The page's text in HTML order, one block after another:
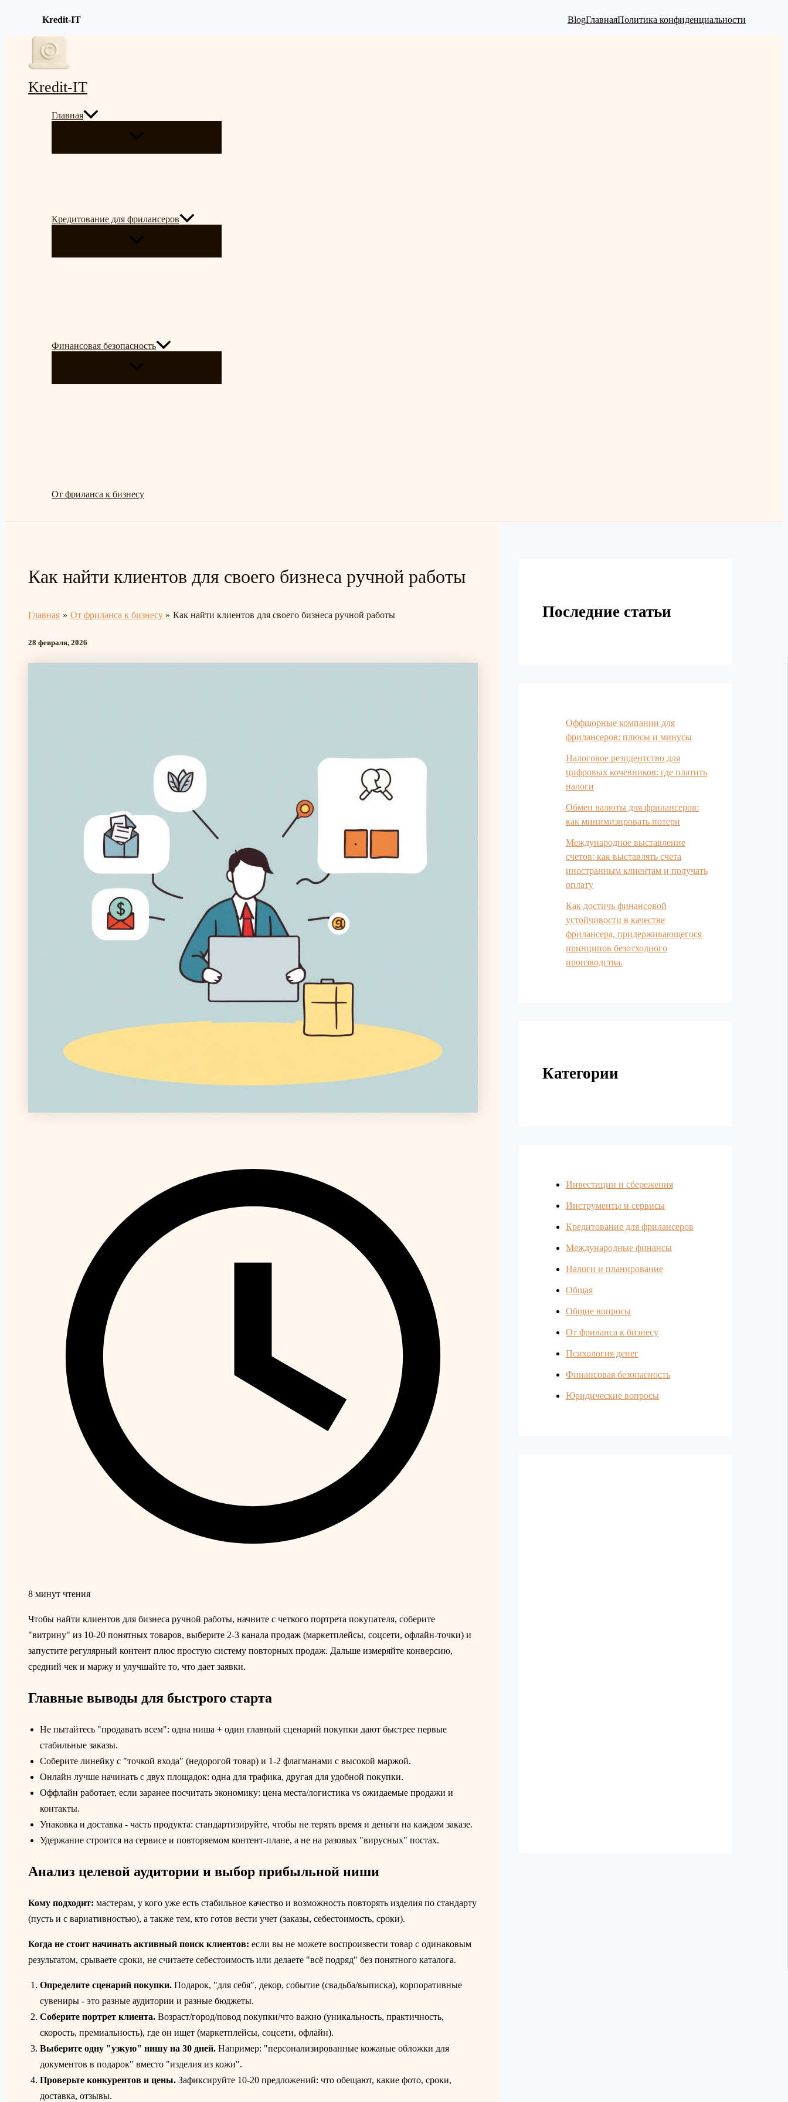
Kredit-IT BlogГлавнаяПолитика конфиденциальности
Kredit-IT
Главная
ПЕРЕКЛЮЧАТЕЛЬ
МЕНЮ
Кредитование для фрилансеров
ПЕРЕКЛЮЧАТЕЛЬ
МЕНЮ
Финансовая безопасность
ПЕРЕКЛЮЧАТЕЛЬ
МЕНЮ
От фриланса к бизнесу
Как найти клиентов для своего бизнеса ручной работы
Главная От фриланса к бизнесу Как найти клиентов для своего бизнеса ручной работы
28 февраля, 2026
8 минут чтения
Чтобы найти клиентов для бизнеса ручной работы, начните с четкого портрета покупателя, соберите
"витрину" из 10-20 понятных товаров, выберите 2-3 канала продаж (маркетплейсы, соцсети, офлайн‑точки) и
запустите регулярный контент плюс простую систему повторных продаж. Дальше измеряйте конверсию,
средний чек и маржу и улучшайте то, что дает заявки.
Главные выводы для быстрого старта
Не пытайтесь "продавать всем": одна ниша + один главный сценарий покупки дают быстрее первые
стабильные заказы.
Соберите линейку с "точкой входа" (недорогой товар) и 1-2 флагманами с высокой маржой.
Онлайн лучше начинать с двух площадок: одна для трафика, другая для удобной покупки.
Оффлайн работает, если заранее посчитать экономику: цена места/логистика vs ожидаемые продажи и
контакты.
Упаковка и доставка - часть продукта: стандартизируйте, чтобы не терять время и деньги на каждом заказе.
Удержание строится на сервисе и повторяемом контент‑плане, а не на разовых "вирусных" постах.
Анализ целевой аудитории и выбор прибыльной ниши
Кому подходит: мастерам, у кого уже есть стабильное качество и возможность повторять изделия по стандарту
(пусть и с вариативностью), а также тем, кто готов вести учет (заказы, себестоимость, сроки).
Когда не стоит начинать активный поиск клиентов: если вы не можете воспроизвести товар с одинаковым
результатом, срываете сроки, не считаете себестоимость или делаете "всё подряд" без понятного каталога.
Определите сценарий покупки. Подарок, "для себя", декор, событие (свадьба/выписка), корпоративные
сувениры - это разные аудитории и разные бюджеты.
Соберите портрет клиента. Возраст/город/повод покупки/что важно (уникальность, практичность,
скорость, премиальность), где он ищет (маркетплейсы, соцсети, офлайн).
Выберите одну "узкую" нишу на 30 дней. Например: "персонализированные кожаные обложки для
документов в подарок" вместо "изделия из кожи".
Проверьте конкурентов и цены. Зафиксируйте 10-20 предложений: что обещают, какие фото, сроки,
доставка, отзывы.
Последние статьи
Оффшорные компании для
фрилансеров: плюсы и минусы
Налоговое резидентство для
цифровых кочевников: где платить
налоги
Обмен валюты для фрилансеров:
как минимизировать потери
Международное выставление
счетов: как выставлять счета
иностранным клиентам и получать
оплату
Как достичь финансовой
устойчивости в качестве
фрилансера, придерживающегося
принципов безотходного
производства.
Категории
Инвестиции и сбережения
Инструменты и сервисы
Кредитование для фрилансеров
Международные финансы
Налоги и планирование
Общая
Общие вопросы
От фриланса к бизнесу
Психология денег
Финансовая безопасность
Юридические вопросы